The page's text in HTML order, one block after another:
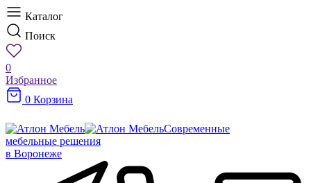
Каталог
Поиск
0
Избранное
0 Корзина
Современные
мебельные решения
в Воронеже